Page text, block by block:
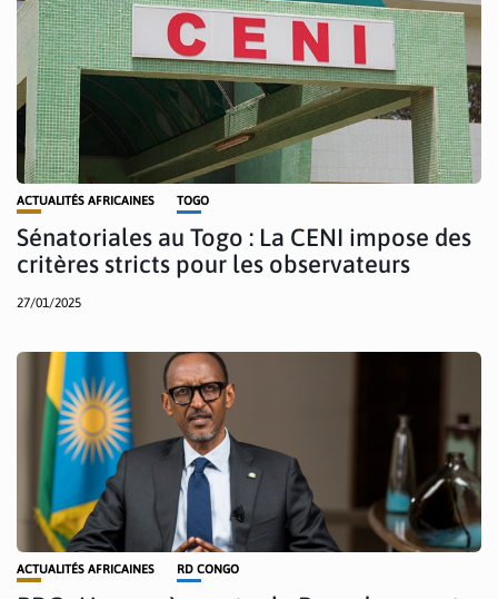
ACTUALITÉS AFRICAINES TOGO
Sénatoriales au Togo : La CENI impose des
critères stricts pour les observateurs
27/01/2025
ACTUALITÉS AFRICAINES RD CONGO